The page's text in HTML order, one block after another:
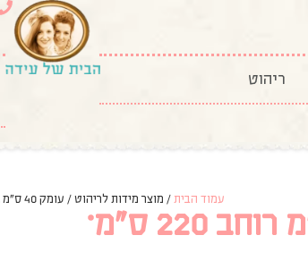
ריהוט
עמוד הבית / מוצר מידות לריהוט / עומק 40 ס"מ גובה 65 ס"מ רוחב 220 ס"מ